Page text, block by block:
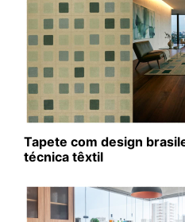
Tapete com design
técnica têxtil